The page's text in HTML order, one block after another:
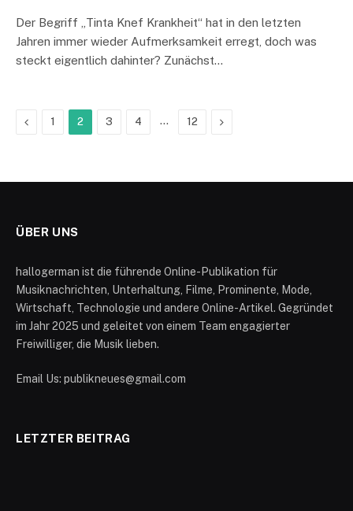
Der Begriff „Tinta Knef Krankheit“ hat in den letzten
Jahren immer wieder Aufmerksamkeit erregt, doch was
steckt eigentlich dahinter? Zunächst…
Previous
1 2 3 4 … 12 Next
ÜBER UNS
hallogerman ist die führende Online-Publikation für
Musiknachrichten, Unterhaltung, Filme, Prominente, Mode,
Wirtschaft, Technologie und andere Online-Artikel. Gegründet
im Jahr 2025 und geleitet von einem Team engagierter
Freiwilliger, die Musik lieben.
Email Us: publikneues@gmail.com
LETZTER BEITRAG